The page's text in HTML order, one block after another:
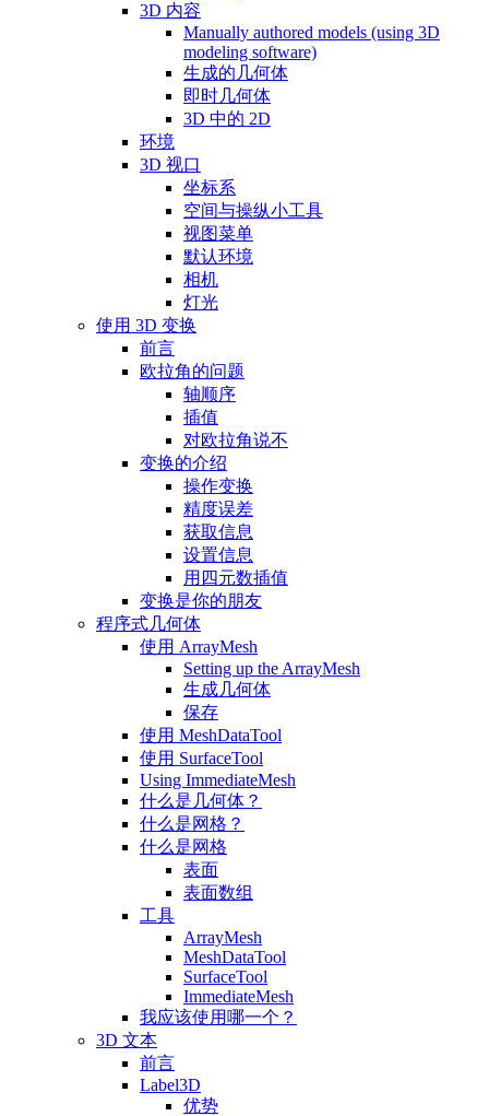
3D 内容
Manually authored models (using 3D
modeling software)
生成的几何体
即时几何体
3D 中的 2D
环境
3D 视口
坐标系
空间与操纵小工具
视图菜单
默认环境
相机
灯光
使用 3D 变换
前言
欧拉角的问题
轴顺序
插值
对欧拉角说不
变换的介绍
操作变换
精度误差
获取信息
设置信息
用四元数插值
变换是你的朋友
程序式几何体
使用 ArrayMesh
Setting up the ArrayMesh
生成几何体
保存
使用 MeshDataTool
使用 SurfaceTool
Using ImmediateMesh
什么是几何体？
什么是网格？
什么是网格
表面
表面数组
工具
ArrayMesh
MeshDataTool
SurfaceTool
ImmediateMesh
我应该使用哪一个？
3D 文本
前言
Label3D
优势